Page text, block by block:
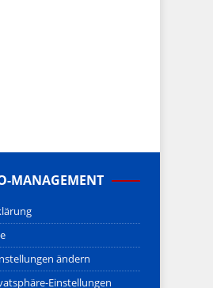
MANAGEMENT
ändern
Einstellungen